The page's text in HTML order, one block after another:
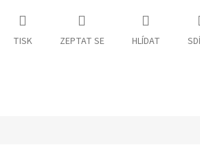
TISK ZEPTAT SE HLÍDAT